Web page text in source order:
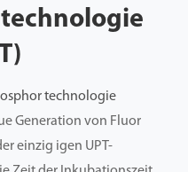
technologie
Generation von Fluor
einzig igen UPT-